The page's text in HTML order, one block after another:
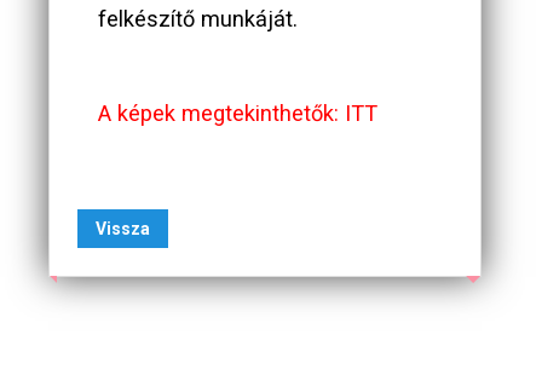
felkészítő munkáját.
A képek megtekinthetők: ITT
Vissza